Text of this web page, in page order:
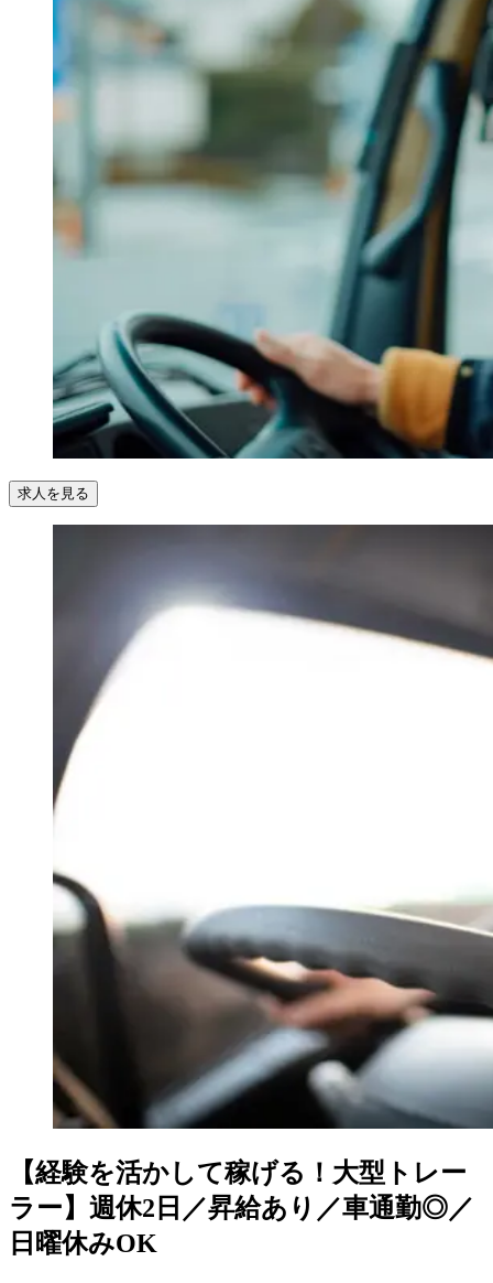
求人を見る
【経験を活かして稼げる！大型トレー
ラー】週休2日／昇給あり／車通勤◎／
日曜休みOK